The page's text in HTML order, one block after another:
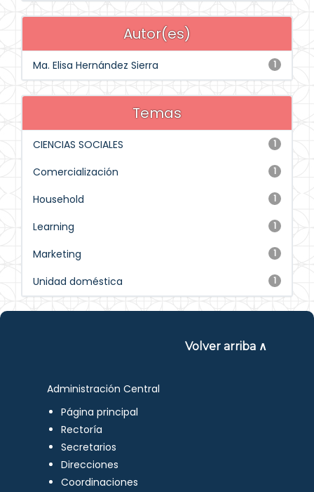
Autor(es)
1
Ma. Elisa Hernández Sierra
Temas
1
CIENCIAS SOCIALES
1
Comercialización
1
Household
1
Learning
1
Marketing
1
Unidad doméstica
Volver arriba ∧
Administración Central
Página principal
Rectoría
Secretarios
Direcciones
Coordinaciones